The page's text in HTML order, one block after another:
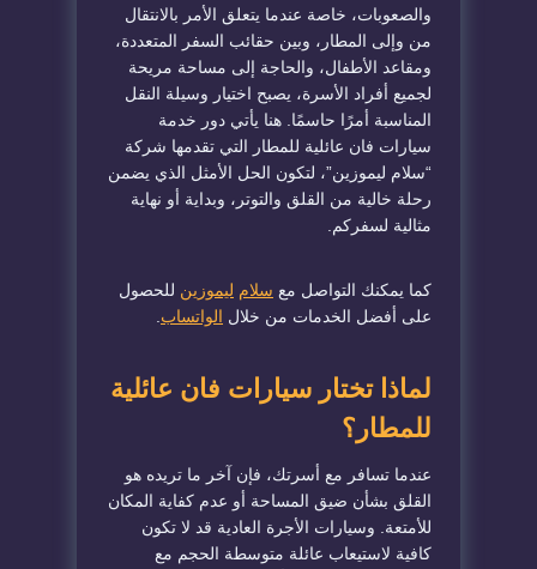
والصعوبات، خاصة عندما يتعلق الأمر بالانتقال
من وإلى المطار، وبين حقائب السفر المتعددة،
ومقاعد الأطفال، والحاجة إلى مساحة مريحة
لجميع أفراد الأسرة، يصبح اختيار وسيلة النقل
المناسبة أمرًا حاسمًا. هنا يأتي دور خدمة
سيارات فان عائلية للمطار التي تقدمها شركة
“سلام ليموزين”، لتكون الحل الأمثل الذي يضمن
رحلة خالية من القلق والتوتر، وبداية أو نهاية
مثالية لسفركم.
كما يمكنك التواصل مع سلام ليموزين للحصول
على أفضل الخدمات من خلال الواتساب.
لماذا تختار سيارات فان عائلية
للمطار؟
عندما تسافر مع أسرتك، فإن آخر ما تريده هو
القلق بشأن ضيق المساحة أو عدم كفاية المكان
للأمتعة. وسيارات الأجرة العادية قد لا تكون
كافية لاستيعاب عائلة متوسطة الحجم مع